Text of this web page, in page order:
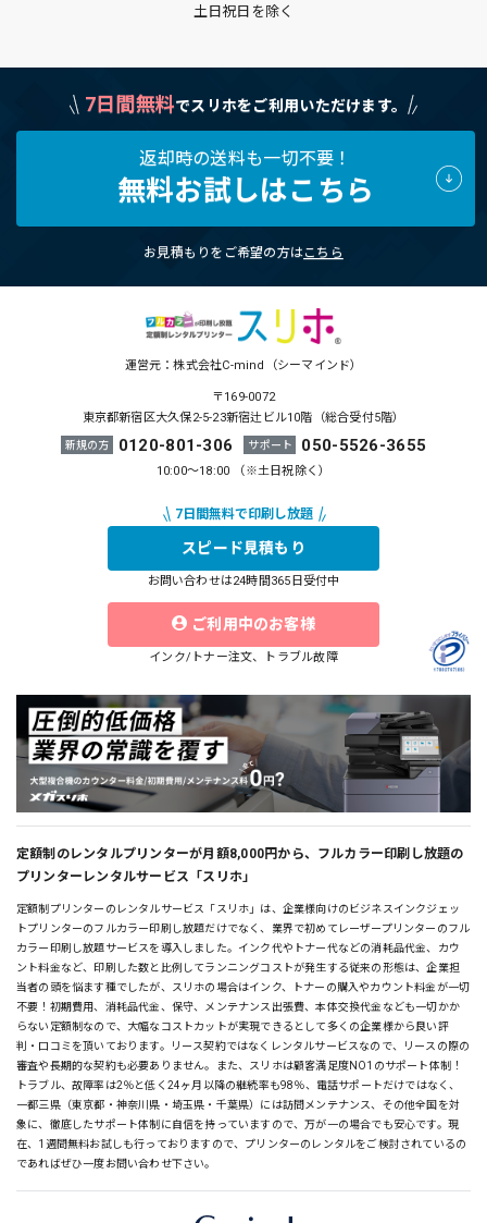
土日祝日を除く
7日間無料でスリホをご利用いただけます。
返却時の送料も一切不要！
無料お試しはこちら
お見積もりをご希望の方はこちら
運営元：株式会社C-mind（シーマインド）
〒169-0072
東京都新宿区大久保2-5-23新宿辻ビル10階（総合受付5階）
新規の方 0120-801-306 サポート 050-5526-3655
10:00～18:00 （※土日祝除く）
スピード見積もり
お問い合わせは24時間365日受付中
ご利用中のお客様
インク/トナー注文、トラブル故障
定額制のレンタルプリンターが月額8,000円から、フルカラー印刷し放題の
プリンターレンタルサービス「スリホ」
定額制プリンターのレンタルサービス「スリホ」は、企業様向けのビジネスインクジェッ
トプリンターのフルカラー印刷し放題だけでなく、業界で初めてレーザープリンターのフル
カラー印刷し放題サービスを導入しました。インク代やトナー代などの消耗品代金、カウ
ント料金など、印刷した数と比例してランニングコストが発生する従来の形態は、企業担
当者の頭を悩ます種でしたが、スリホの場合はインク、トナーの購入やカウント料金が一切
不要！初期費用、消耗品代金、保守、メンテナンス出張費、本体交換代金なども一切かか
らない定額制なので、大幅なコストカットが実現できるとして多くの企業様から良い評
判・口コミを頂いております。リース契約ではなくレンタルサービスなので、リースの際の
審査や長期的な契約も必要ありません。また、スリホは顧客満足度NO1のサポート体制！
トラブル、故障率は2％と低く24ヶ月以降の継続率も98％、電話サポートだけではなく、
一都三県（東京都・神奈川県・埼玉県・千葉県）には訪問メンテナンス、その他全国を対
象に、徹底したサポート体制に自信を持っていますので、万が一の場合でも安心です。現
在、1週間無料お試しも行っておりますので、プリンターのレンタルをご検討されているの
であればぜひ一度お問い合わせ下さい。